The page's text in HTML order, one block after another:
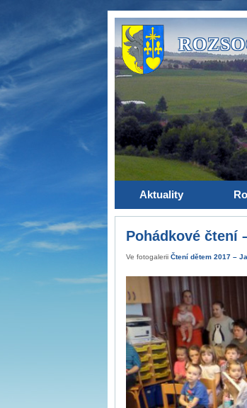
Aktuality
Pohádkové čtení
Ve fotogalerii Čtení dětem 2017 –